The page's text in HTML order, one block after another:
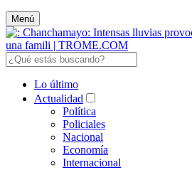
Menú
Lo último
Actualidad
Política
Policiales
Nacional
Economía
Internacional